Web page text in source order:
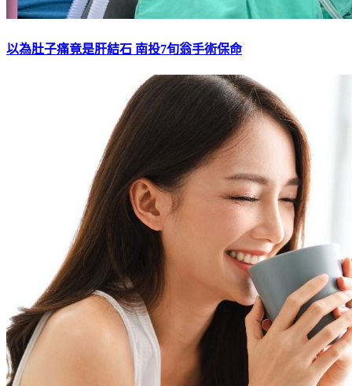
以為肚子痛竟是肝結石 南投7旬翁手術保命